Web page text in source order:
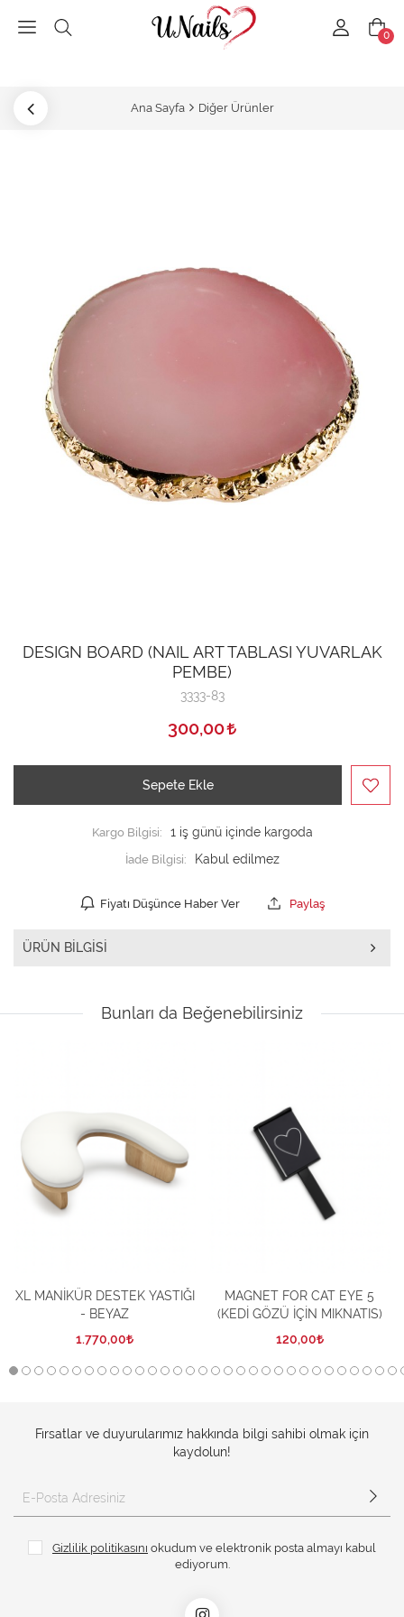
0
Ana Sayfa Diğer Ürünler
DESIGN BOARD (NAIL ART TABLASI YUVARLAK
PEMBE)
3333-83
300,00
Sepete Ekle
Kargo Bilgisi:
1 iş günü içinde kargoda
İade Bilgisi:
Fiyatı Düşünce Haber Ver Paylaş
ÜRÜN BILGISI
Bunları da Beğenebilirsiniz
XL MANİKÜR DESTEK YASTIĞI
- BEYAZ
1.770,00
MAGNET FOR CAT EYE 5
(KEDİ GÖZÜ İÇİN MIKNATIS)
120,00
Fırsatlar ve duyurularımız hakkında bilgi sahibi olmak için
kaydolun!
Gizlilik politikasını okudum ve elektronik posta almayı kabul
ediyorum.